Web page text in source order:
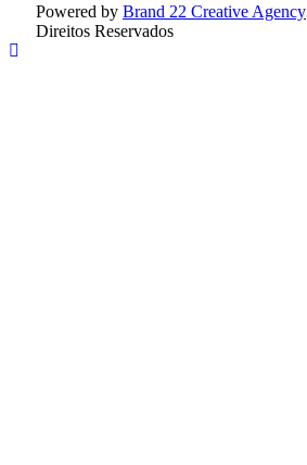
Powered by Brand 22 Creative Agency
Direitos Reservados